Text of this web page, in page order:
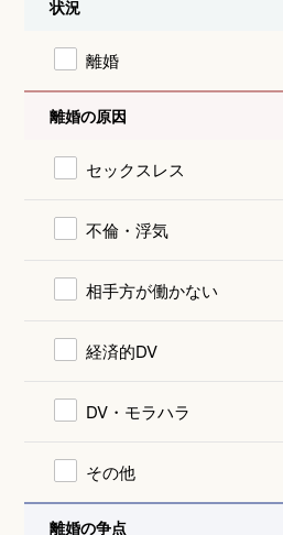
状況
離婚
離婚の原因
セックスレス
不倫・浮気
相手方が働かない
経済的DV
DV・モラハラ
その他
離婚の争点